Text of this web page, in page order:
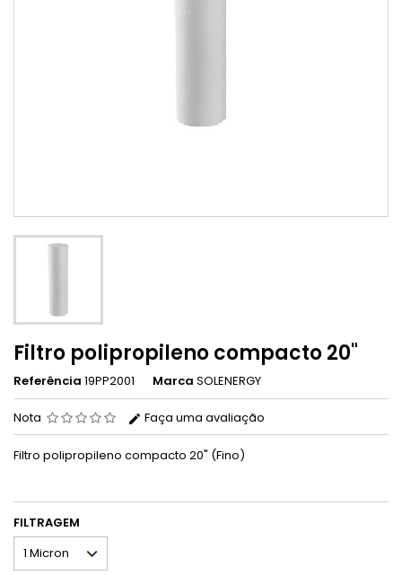
Filtro polipropileno compacto 20"
Referência 19PP2001 Marca SOLENERGY
Nota Faça uma avaliação
Filtro polipropileno compacto 20" (Fino)
FILTRAGEM